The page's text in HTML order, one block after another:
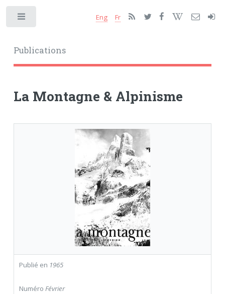
Publications
Eng Fr
La Montagne & Alpinisme
Publié en 1965
Numéro Février